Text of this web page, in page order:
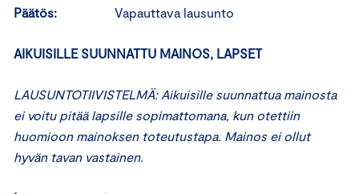
Päätös: Vapauttava lausunto
AIKUISILLE SUUNNATTU MAINOS, LAPSET
LAUSUNTOTIIVISTELMÄ: Aikuisille suunnattua mainosta
ei voitu pitää lapsille sopimattomana, kun otettiin
huomioon mainoksen toteutustapa. Mainos ei ollut
hyvän tavan vastainen.